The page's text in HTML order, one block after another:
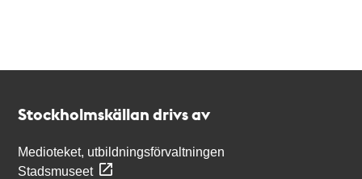
Stockholmskällan drivs av
Medioteket, utbildningsförvaltningen
Stadsmuseet